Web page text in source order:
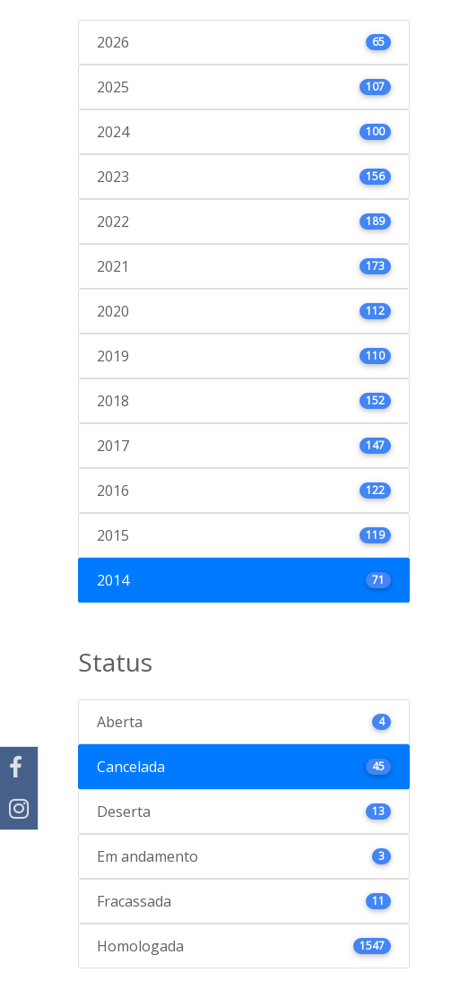
2026 65
2025 107
2024 100
2023 156
2022 189
2021 173
2020 112
2019 110
2018 152
2017 147
2016 122
2015 119
2014 71
Status
Aberta 4
Cancelada 45
Deserta 13
Em andamento 3
Fracassada 11
Homologada 1547